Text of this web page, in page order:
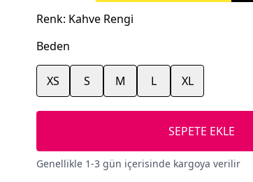
Renk: Kahve Rengi
Beden
XS S M L XL
SEPETE EKLE
Genellikle 1-3 gün içerisinde kargoya verilir